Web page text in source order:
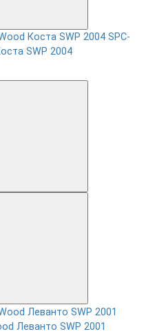
SPC-
SWP 2004
Леванто SWP 2001